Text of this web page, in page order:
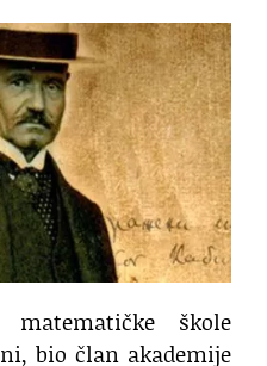
matematičke škole
bio član akademije